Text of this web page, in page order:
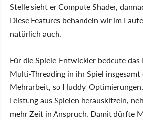
Stelle sieht er Compute Shader,
Diese Features behandeln wir im
natürlich auch.
Für die Spiele-Entwickler bedeute das
Multi-Threading in ihr Spiel
Mehrarbeit, so Huddy.
Leistung aus Spielen herauskitzeln,
mehr Zeit in Anspruch. Damit dürfte